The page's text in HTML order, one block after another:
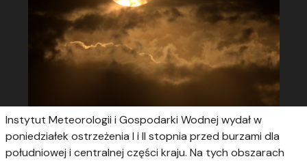
Instytut Meteorologii i Gospodarki Wodnej wydał w
poniedziałek ostrzeżenia I i II stopnia przed burzami dla
południowej i centralnej części kraju. Na tych obszarach